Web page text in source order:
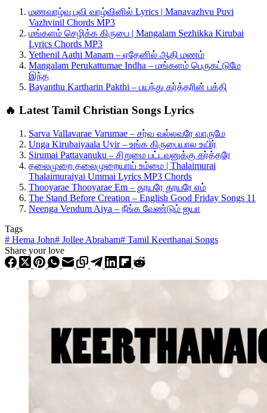
மணவாழ்வு புவி வாழ்வினில் Lyrics | Manavazhvu Puvi
Vazhvinil Chords MP3
மங்களம் செழிக்க கிருபை | Mangalam Sezhikka Kirubai
Lyrics Chords MP3
Yethenil Aathi Manam – ஏதேனில் ஆதி மணம்
Mangalam Perukattumae Indha – மங்களம் பெருகட்டுமே
இந்த
Bayanthu Kartharin Pakthi – பயந்து கர்த்தரின் பக்தி
🔥 Latest Tamil Christian Songs Lyrics
Sarva Vallavarae Varumae – சர்வ வல்லவரே வாருமே
Unga Kirubaiyaala Uyir – உங்க கிருபையால உயிர்
Sirumai Pattavanuku – சிறுமை பட்டவனுக்கு கர்த்தரே
தலைமுறை தலைமுறையாய் உம்மை | Thalaimurai
Thalaimuraiyai Ummai Lyrics MP3 Chords
Thooyarae Thooyarae Em – தூயரே தூயரே எம்
The Stand Before Creation – English Good Friday Songs 11
Neenga Vendum Aiya – நீங்க வேண்டும் ஐயா
Tags
# Hema John# Jollee Abraham# Tamil Keerthanai Songs
Share your love